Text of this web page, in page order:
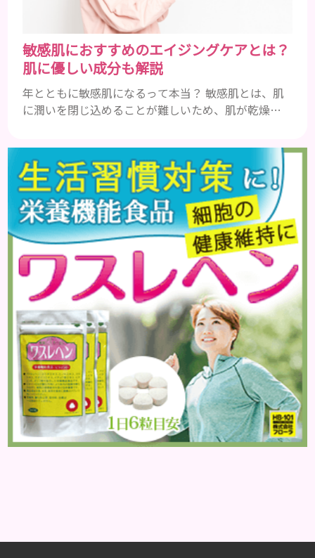
敏感肌におすすめのエイジングケアとは？
肌に優しい成分も解説
年とともに敏感肌になるって本当？ 敏感肌とは、肌
に潤いを閉じ込めることが難しいため、肌が乾燥し
ます。乾燥肌や皮脂性と同じ、生まれ持ったものとい
うイメージを持つ人もいると思いますが、実は加齢
が原因で肌のバリア機能が衰え、敏感肌になること
があるのです。肌のうるおいが不足しがちになって
も、いつまでも若々しくありたいと思う女性は多い
でしょう。 エイジングケア製...